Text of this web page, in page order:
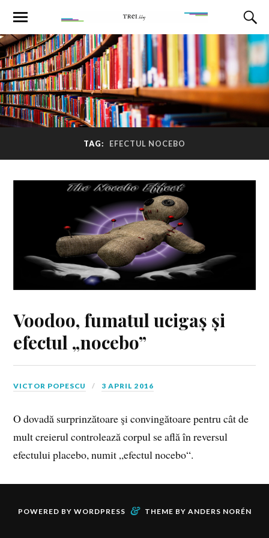
TAG: EFECTUL NOCEBO
Voodoo, fumatul ucigaș și
efectul „nocebo”
VICTOR POPESCU 3 APRIL 2016
O dovadă surprinzătoare şi convingătoare pentru cât de
mult creierul controlează corpul se află în reversul
efectului placebo, numit „efectul nocebo“.
POWERED BY WORDPRESS & THEME BY ANDERS NORÉN